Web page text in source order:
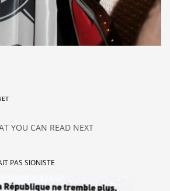
YOU CAN READ NEXT
PAS SIONISTE